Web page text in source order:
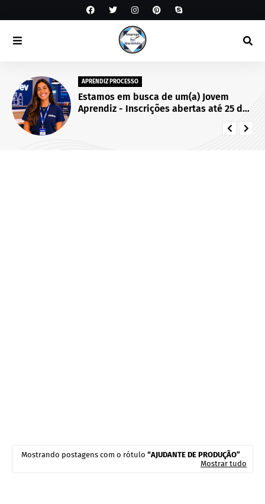
APRENDIZ PROCESSO
Estamos em busca de um(a) Jovem
Aprendiz - Inscrições abertas até 25 de
Mostrando postagens com o rótulo
AJUDANTE DE PRODUÇÃO
Mostrar tudo